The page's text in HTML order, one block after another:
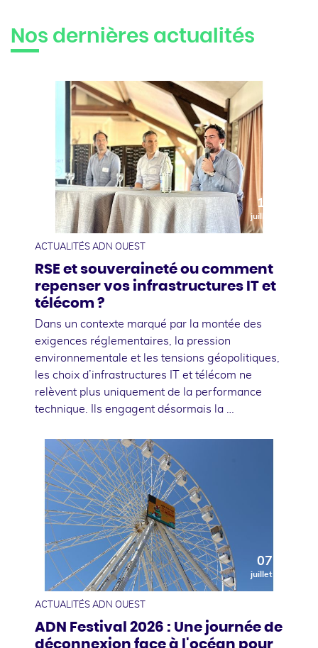
Nos dernières actualités
10
juillet
ACTUALITÉS ADN OUEST
RSE et souveraineté ou comment
repenser vos infrastructures IT et
télécom ?
Dans un contexte marqué par la montée des
exigences réglementaires, la pression
environnementale et les tensions géopolitiques,
les choix d’infrastructures IT et télécom ne
relèvent plus uniquement de la performance
technique. Ils engagent désormais la …
07
juillet
ACTUALITÉS ADN OUEST
ADN Festival 2026 : Une journée de
déconnexion face à l'océan pour